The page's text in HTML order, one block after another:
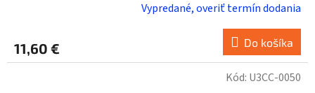
Vypredané, overiť termín dodania
11,60 € Do košíka
Kód: U3CC-0050